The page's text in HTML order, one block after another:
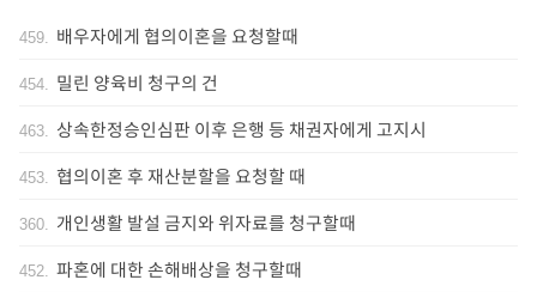
459. 배우자에게 협의이혼을 요청할때
454. 밀린 양육비 청구의 건
463. 상속한정승인심판 이후 은행 등 채권자에게 고지시
453. 협의이혼 후 재산분할을 요청할 때
360. 개인생활 발설 금지와 위자료를 청구할때
452. 파혼에 대한 손해배상을 청구할때